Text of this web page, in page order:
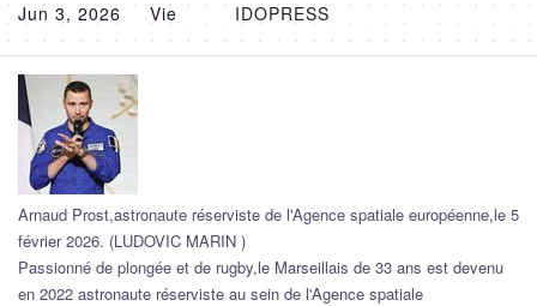
Jun 3, 2026 Vie IDOPRESS
Arnaud Prost,astronaute réserviste de l'Agence spatiale européenne,le 5
février 2026. (LUDOVIC MARIN )
Passionné de plongée et de rugby,le Marseillais de 33 ans est devenu
en 2022 astronaute réserviste au sein de l'Agence spatiale